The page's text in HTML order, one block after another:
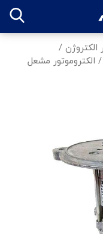
الکتروژن /
/ الکتروموتور مشعل